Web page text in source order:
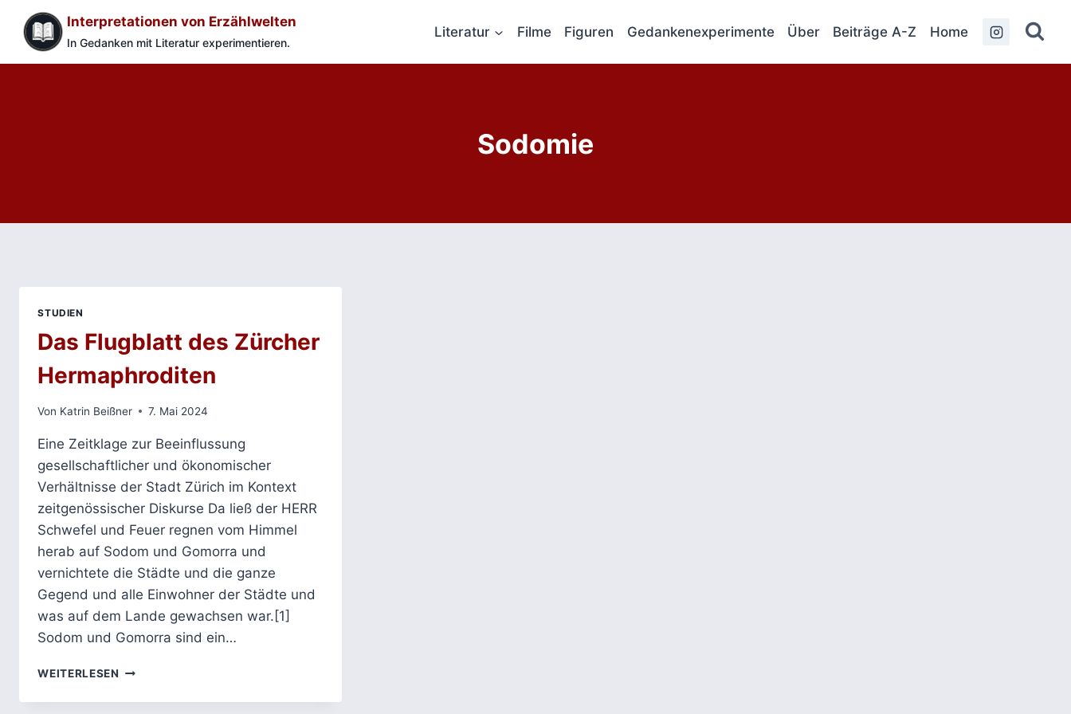
Inhalt
springen
Interpretationen von Erzählwelten
In Gedanken mit Literatur experimentieren.
Literatur Filme Figuren Gedankenexperimente Über Beiträge A-Z Home
Sodomie
STUDIEN
Das Flugblatt des Zürcher
Hermaphroditen
Von Katrin Beißner 7. Mai 2024
Eine Zeitklage zur Beeinflussung
gesellschaftlicher und ökonomischer
Verhältnisse der Stadt Zürich im Kontext
zeitgenössischer Diskurse Da ließ der HERR
Schwefel und Feuer regnen vom Himmel
herab auf Sodom und Gomorra und
vernichtete die Städte und die ganze
Gegend und alle Einwohner der Städte und
was auf dem Lande gewachsen war.[1]
Sodom und Gomorra sind ein…
WEITERLESEN DAS
DES